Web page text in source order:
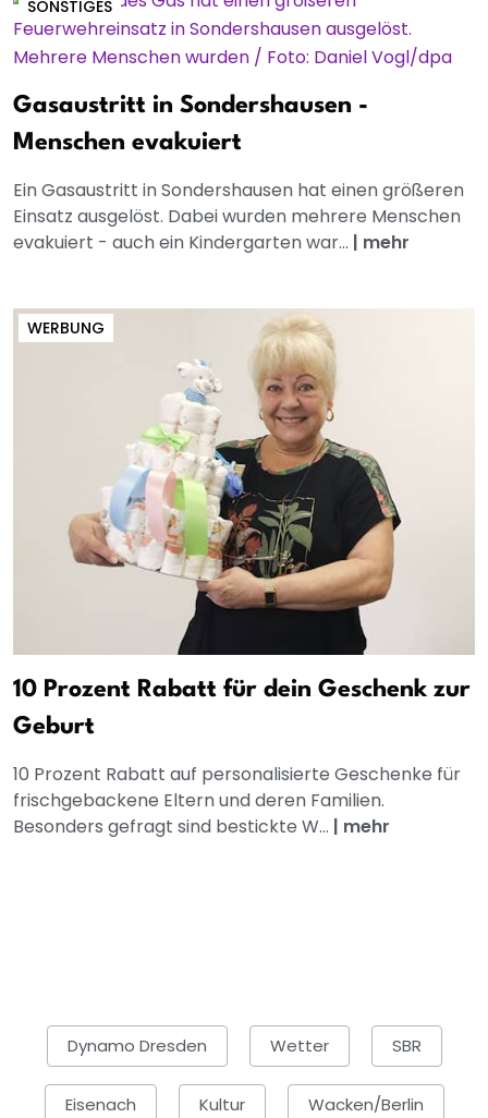
SONSTIGES
Gasaustritt in Sondershausen -
Menschen evakuiert
Ein Gasaustritt in Sondershausen hat einen größeren
Einsatz ausgelöst. Dabei wurden mehrere Menschen
evakuiert - auch ein Kindergarten war... | mehr
WERBUNG
10 Prozent Rabatt für dein Geschenk zur
Geburt
10 Prozent Rabatt auf personalisierte Geschenke für
frischgebackene Eltern und deren Familien.
Besonders gefragt sind bestickte W... | mehr
Dynamo Dresden Wetter SBR
Eisenach Kultur Wacken/Berlin